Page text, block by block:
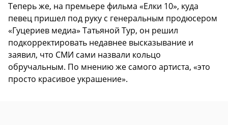
Теперь же, на премьере фильма «Елки 10», куда
певец пришел под руку с генеральным продюсером
«Гуцериев медиа» Татьяной Тур, он решил
подкорректировать недавнее высказывание и
заявил, что СМИ сами назвали кольцо
обручальным. По мнению же самого артиста, «это
просто красивое украшение».